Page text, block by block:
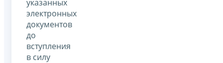
указанных
электронных
документов
до
вступления
в силу